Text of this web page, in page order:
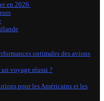
en 2026
optimales des avions
voyage réussi ?
pour les Américains et les